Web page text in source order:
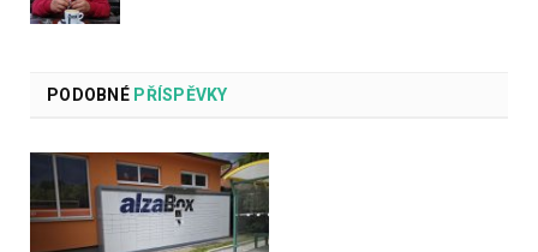
PODOBNÉPŘÍSPĚVKY